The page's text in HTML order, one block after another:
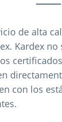
de alta
Kardex no
con los